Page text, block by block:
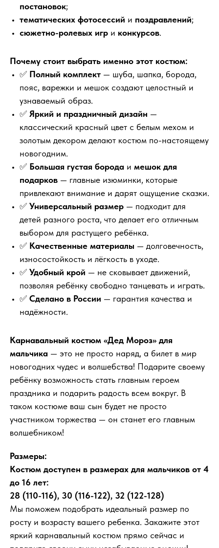
постановок;
тематических фотосессий и поздравлений;
сюжетно-ролевых игр и конкурсов.
Почему стоит выбрать именно этот костюм:
✅ Полный комплект — шуба, шапка, борода,
пояс, варежки и мешок создают целостный и
узнаваемый образ.
✅ Яркий и праздничный дизайн —
классический красный цвет с белым мехом и
золотым декором делают костюм по-настоящему
новогодним.
✅ Большая густая борода и мешок для
подарков — главные изюминки, которые
привлекают внимание и дарят ощущение сказки.
✅ Универсальный размер — подходит для
детей разного роста, что делает его отличным
выбором для растущего ребёнка.
✅ Качественные материалы — долговечность,
износостойкость и лёгкость в уходе.
✅ Удобный крой — не сковывает движений,
позволяя ребёнку свободно танцевать и играть.
✅ Сделано в России — гарантия качества и
надёжности.
Карнавальный костюм «Дед Мороз» для
мальчика — это не просто наряд, а билет в мир
новогодних чудес и волшебства! Подарите своему
ребёнку возможность стать главным героем
праздника и подарить радость всем вокруг. В
таком костюме ваш сын будет не просто
участником торжества — он станет его главным
волшебником!
Размеры:
Костюм доступен в размерах для мальчиков от 4
до 16 лет:
28 (110-116), 30 (116-122), 32 (122-128)
Мы поможем подобрать идеальный размер по
росту и возрасту вашего ребенка. Закажите этот
яркий карнавальный костюм прямо сейчас и